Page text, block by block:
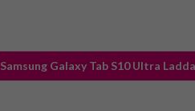
Samsung Galaxy Tab S10 Ultra